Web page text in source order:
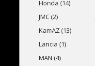
Honda (14)
JMC (2)
KamAZ (13)
Lancia (1)
MAN (4)